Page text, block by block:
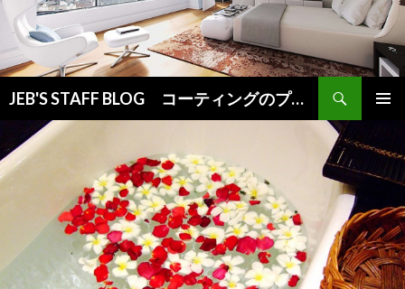
JEB'S STAFF BLOG コーティングのプロが教えるお役立ち情報
索
ニュー
テ
ン
プ